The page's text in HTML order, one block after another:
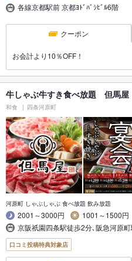
各線京都駅前 京都ﾖﾄﾞﾊﾞｼﾋﾞﾙ6階
クーポン
お会計より10％OFF！
牛しゃぶ牛すき食べ放題 但馬
和食 四条河原町
河原町 しゃぶしゃぶ 食べ放題 飲み放題
2001～3000円
1001～1500円
京阪祇園四条駅徒歩2分､阪急河原
口コミ投稿特典対象店